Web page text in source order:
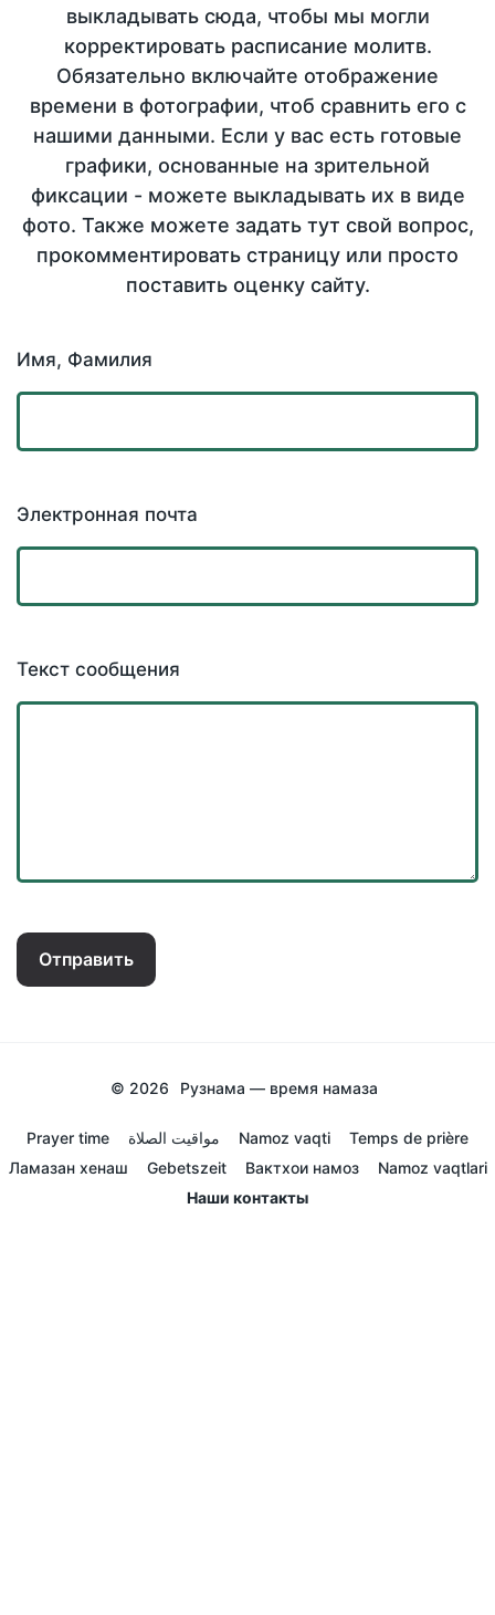
выкладывать сюда, чтобы мы могли
корректировать расписание молитв.
Обязательно включайте отображение
времени в фотографии, чтоб сравнить его с
нашими данными. Если у вас есть готовые
графики, основанные на зрительной
фиксации - можете выкладывать их в виде
фото. Также можете задать тут свой вопрос,
прокомментировать страницу или просто
поставить оценку сайту.
Имя, Фамилия
Электронная почта
Текст сообщения
Отправить
© 2026 Рузнама — время намаза
Prayer time مواقيت الصلاة Namoz vaqti
Temps de prière
Ламазан хенаш
Gebetszeit Вактхои намоз
Namoz vaqtlari
Наши контакты